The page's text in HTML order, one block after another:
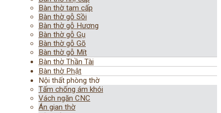
Bàn thờ tam cấp
Bàn thờ gỗ Sồi
Bàn thờ gỗ Hương
Bàn thờ gỗ Gụ
Bàn thờ gỗ Gõ
Bàn thờ gỗ Mít
Bàn thờ Thần Tài
Bàn thờ Phật
Nội thất phòng thờ
Tấm chống ám khói
Vách ngăn CNC
Án gian thờ